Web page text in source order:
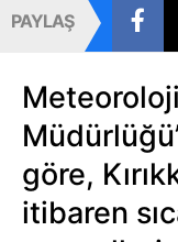
PAYLAŞ
göre,
itibaren